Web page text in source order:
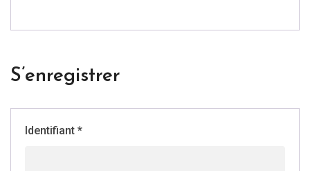
S’enregistrer
Identifiant *